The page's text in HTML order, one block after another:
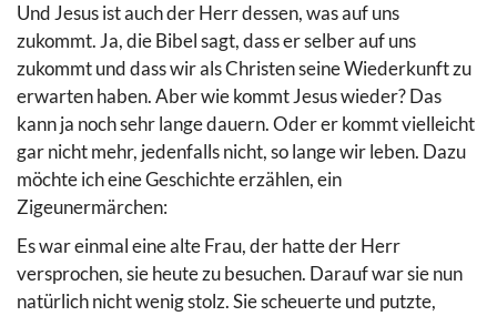
Und Jesus ist auch der Herr dessen, was auf uns
zukommt. Ja, die Bibel sagt, dass er selber auf uns
zukommt und dass wir als Christen seine Wiederkunft zu
erwarten haben. Aber wie kommt Jesus wieder? Das
kann ja noch sehr lange dauern. Oder er kommt vielleicht
gar nicht mehr, jedenfalls nicht, so lange wir leben. Dazu
möchte ich eine Geschichte erzählen, ein
Zigeunermärchen:
Es war einmal eine alte Frau, der hatte der Herr
versprochen, sie heute zu besuchen. Darauf war sie nun
natürlich nicht wenig stolz. Sie scheuerte und putzte,